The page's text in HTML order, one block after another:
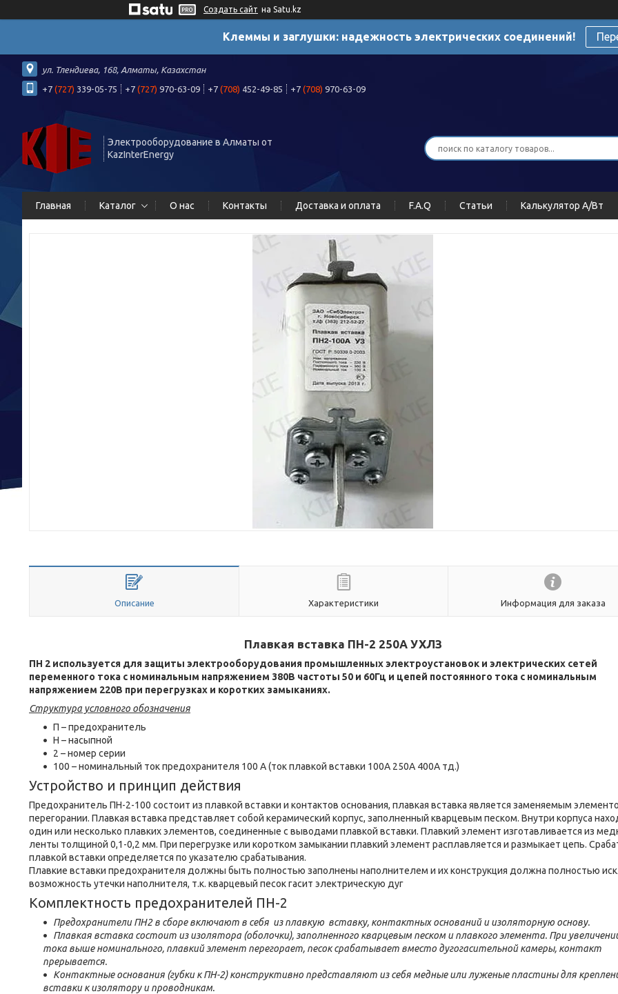
Создать сайт на Satu.kz
Клеммы и заглушки: надежность электрических соединений!
ул. Тлендиева, 168, Алматы, Казахстан
+7 (727) 339-05-75 +7 (727) 970-63-09 +7 (708) 452-49-85 +7 (708) 970-63-09
Электрооборудование в Алматы от
KazInterEnergy
Главная Каталог О нас Контакты Доставка и оплата F.A.Q Статьи Калькулятор А/Вт
Описание Характеристики Информация для заказа
Плавкая вставка ПН-2 250А УХЛЗ
ПН 2 используется для защиты электрооборудования промышленных электроустановок и электрических сетей
переменного тока с номинальным напряжением 380В частоты 50 и 60Гц и цепей постоянного тока с номинальным
напряжением 220В при перегрузках и коротких замыканиях.
Структура условного обозначения
П – предохранитель
Н – насыпной
2 – номер серии
100 – номинальный ток предохранителя 100 А (ток плавкой вставки 100А 250А 400А тд.)
Устройство и принцип действия
Предохранитель ПН-2-100 состоит из плавкой вставки и контактов основания, плавкая вставка является заменяемым
перегорании. Плавкая вставка представляет собой керамический корпус, заполненный кварцевым песком. Внутри корпуса
один или несколько плавких элементов, соединенные с выводами плавкой вставки. Плавкий элемент изготавливается из
ленты толщиной 0,1-0,2 мм. При перегрузке или коротком замыкании плавкий элемент расплавляется и размыкает цепь.
плавкой вставки определяется по указателю срабатывания.
Плавкие вставки предохранителя должны быть полностью заполнены наполнителем и их конструкция должна полностью
возможность утечки наполнителя, т.к. кварцевый песок гасит электрическую дуг
Комплектность предохранителей ПН-2
Предохранители ПН2 в сборе включают в себя из плавкую вставку, контактных оснований и изоляторную основу.
Плавкая вставка состоит из изолятора (оболочки), заполненного кварцевым песком и плавкого элемента. При
тока выше номинального, плавкий элемент перегорает, песок срабатывает вместо дугогасительной камеры, контакт
прерывается.
Контактные основания (губки к ПН-2) конструктивно представляют из себя медные или луженые пластины для
вставки к изолятору и проводникам.